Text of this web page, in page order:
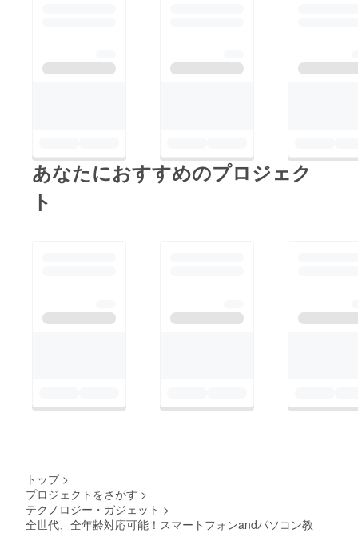
あなたにおすすめのプロジェク
ト
トップ >
プロジェクトをさがす >
テクノロジー・ガジェット >
全世代、全年齢対応可能！スマートフォンandパソコン教